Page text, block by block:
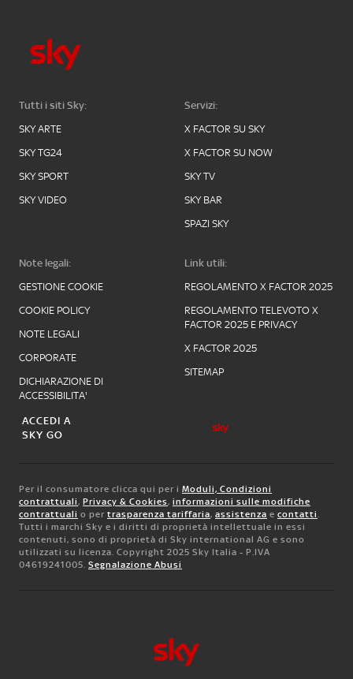
Tutti i siti Sky:
SKY ARTE
SKY TG24
SKY SPORT
SKY VIDEO
Servizi:
X FACTOR SU SKY
X FACTOR SU NOW
SKY TV
SKY BAR
SPAZI SKY
Note legali:
GESTIONE COOKIE
COOKIE POLICY
NOTE LEGALI
CORPORATE
DICHIARAZIONE DI
ACCESSIBILITA'
Link utili:
REGOLAMENTO X FACTOR 2025
REGOLAMENTO TELEVOTO X
FACTOR 2025 E PRIVACY
X FACTOR 2025
SITEMAP
ACCEDI A
SKY GO
Per il consumatore clicca qui per i Moduli, Condizioni
contrattuali, Privacy & Cookies, informazioni sulle modifiche
contrattuali o per trasparenza tariffaria, assistenza e contatti.
Tutti i marchi Sky e i diritti di proprietà intellettuale in essi
contenuti, sono di proprietà di Sky international AG e sono
utilizzati su licenza. Copyright 2025 Sky Italia - P.IVA
04619241005. Segnalazione Abusi